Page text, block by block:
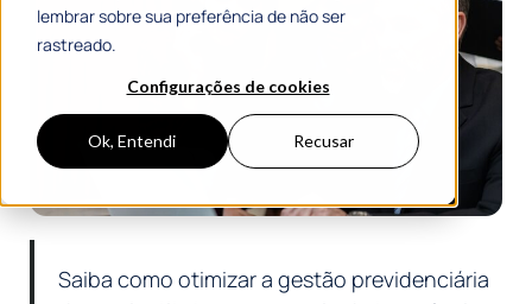
lembrar sobre sua preferência de não ser
rastreado.
Configurações de cookies
Ok, Entendi Recusar
Saiba como otimizar a gestão previdenciária